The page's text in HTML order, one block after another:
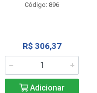
Código: 896
R$ 306,37
Adicionar